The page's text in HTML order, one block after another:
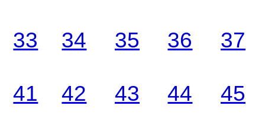
33 34 37
35 36
41 42 43 44 45